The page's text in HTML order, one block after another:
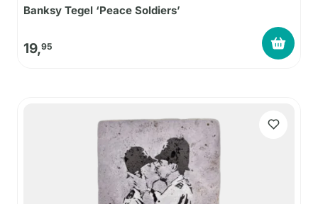
Banksy Tegel ‘Peace Soldiers’
19,95